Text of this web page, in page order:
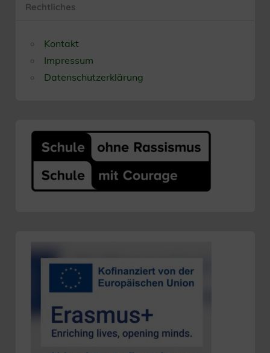
Rechtliches
Kontakt
Impressum
Datenschutzerklärung